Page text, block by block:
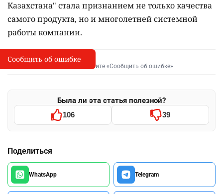
Казахстана" стала признанием не только качества
самого продукта, но и многолетней системной
работы компании.
I
Сообщить об опечатке
Выделите фрагмент и нажмите «Сообщить об ошибке»
Была ли эта статья полезной?
106 39
Поделиться
WhatsApp Telegram
Сообщить об ошибке